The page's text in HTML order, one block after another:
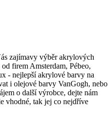
zajímavy výběr akrylových
firem Amsterdam, Pébeo,
- nejlepší akrylové barvy na
i olejové barvy VanGogh, nebo
o další výrobce, dejte nám
vhodné, tak jej co nejdříve